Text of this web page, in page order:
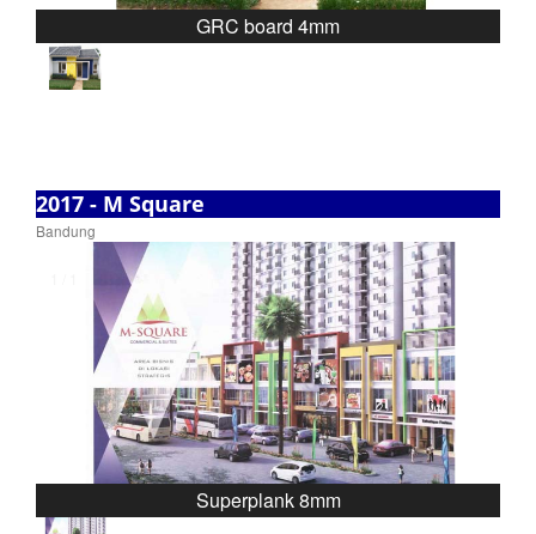
GRC board 4mm
2017 - M Square
Bandung
Superplank 8mm